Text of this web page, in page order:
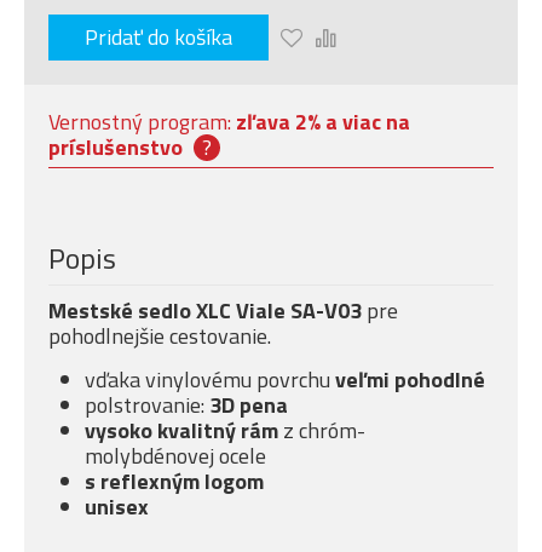
Pridať do košíka
Vernostný program: zľava 2% a viac na
príslušenstvo ?
Popis
Mestské sedlo XLC Viale SA-V03pre
pohodlnejšie cestovanie.
vďaka vinylovému povrchuveľmi pohodlné
polstrovanie: 3D pena
vysoko kvalitný rámz chróm-
molybdénovej ocele
s reflexným logom
unisex